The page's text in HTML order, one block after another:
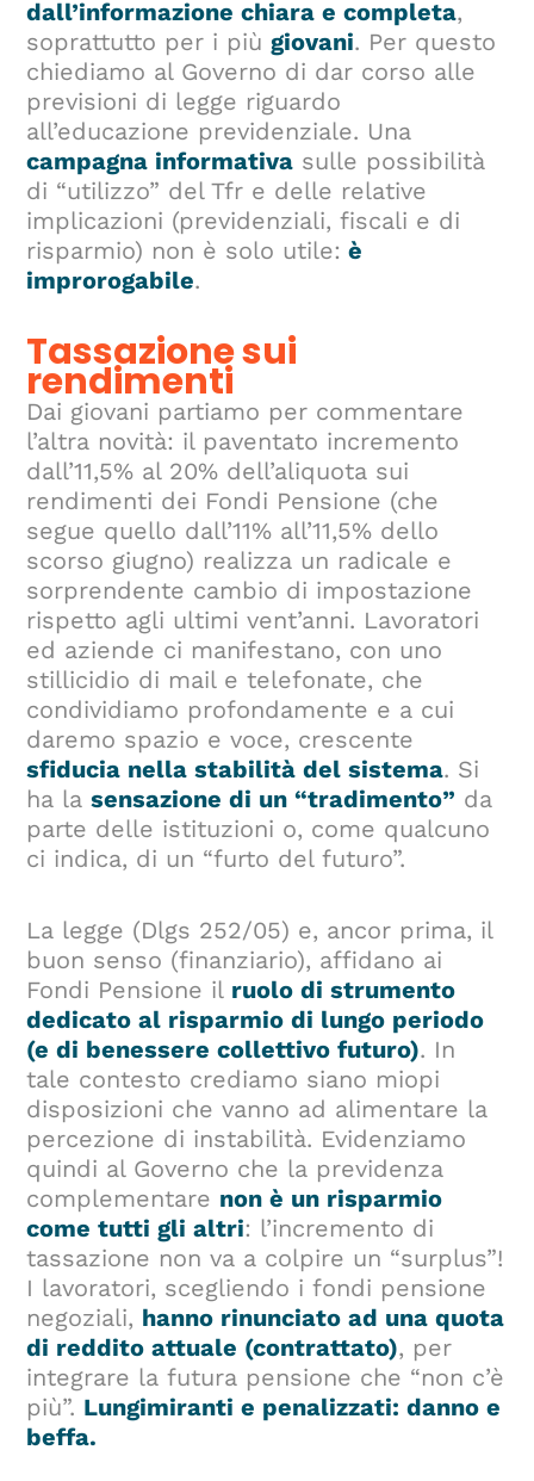
dall’informazione chiara e completa,
soprattutto per i piùgiovani. Per questo
chiediamo al Governo di dar corso alle
previsioni di legge riguardo
all’educazione previdenziale. Una
campagna informativa sulle possibilità
di “utilizzo” del Tfr e delle relative
implicazioni (previdenziali, fiscali e di
risparmio) non è solo utile: è
improrogabile.
Tassazione sui
rendimenti
Dai giovani partiamo per commentare
l’altra novità: il paventato incremento
dall’11,5% al 20% dell’aliquota sui
rendimenti dei Fondi Pensione (che
segue quello dall’11% all’11,5% dello
scorso giugno) realizza un radicale e
sorprendente cambio di impostazione
rispetto agli ultimi vent’anni. Lavoratori
ed aziende ci manifestano, con uno
stillicidio di mail e telefonate, che
condividiamo profondamente e a cui
daremo spazio e voce, crescente
sfiducia nella stabilità del sistema. Si
ha lasensazione di un “tradimento” da
parte delle istituzioni o, come qualcuno
ci indica, di un “furto del futuro”.
La legge (Dlgs 252/05) e, ancor prima, il
buon senso (finanziario), affidano ai
Fondi Pensione il ruolo di strumento
dedicato al risparmio di lungo periodo
(e di benessere collettivo futuro). In
tale contesto crediamo siano miopi
disposizioni che vanno ad alimentare la
percezione di instabilità. Evidenziamo
quindi al Governo che la previdenza
complementare non è un risparmio
come tutti gli altri: l’incremento di
tassazione non va a colpire un “surplus”!
I lavoratori, scegliendo i fondi pensione
negoziali, hanno rinunciato ad una quota
di reddito attuale (contrattato), per
integrare la futura pensione che “non c’è
più”. Lungimiranti e penalizzati: danno e
beffa.